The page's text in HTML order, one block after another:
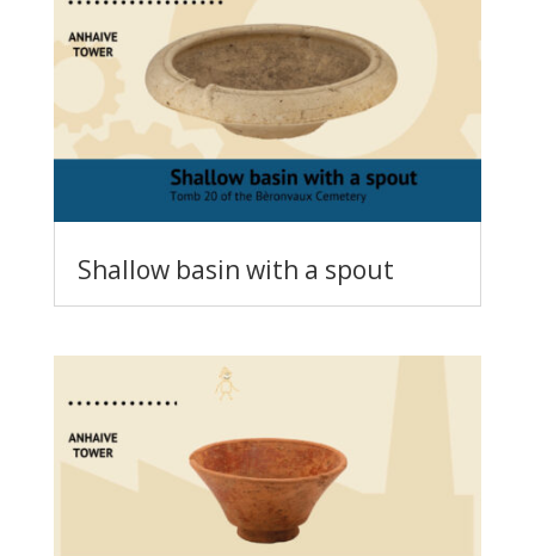
Shallow basin with a spout